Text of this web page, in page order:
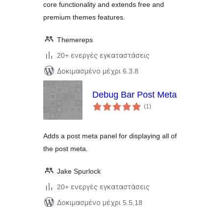
core functionality and extends free and
premium themes features.
Themereps
20+ ενεργές εγκαταστάσεις
Δοκιμασμένο μέχρι 6.3.8
Debug Bar Post Meta
(1αξιολογήσεις
σύνολο
)
Adds a post meta panel for displaying all of
the post meta.
Jake Spurlock
20+ ενεργές εγκαταστάσεις
Δοκιμασμένο μέχρι 5.5.18